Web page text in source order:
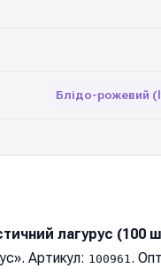
Блідо-рожевий
лагурус
Артикул: 100961.